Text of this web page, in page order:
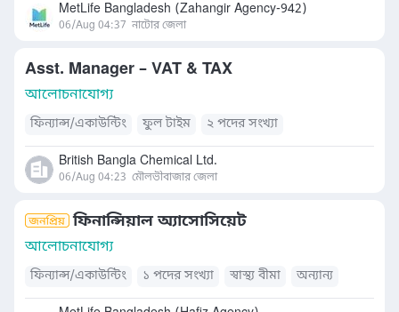
MetLife Bangladesh (Zahangir Agency-942)
06/Aug 04:37 নাটোর জেলা
Asst. Manager – VAT & TAX
আলোচনাযোগ্য
ফিন্যান্স/একাউন্টিং ফুল টাইম ২ পদের সংখ্যা
British Bangla Chemical Ltd.
06/Aug 04:23 মৌলভীবাজার জেলা
ফিনান্সিয়াল অ্যাসোসিয়েট
আলোচনাযোগ্য
ফিন্যান্স/একাউন্টিং ১ পদের সংখ্যা স্বাস্থ্য বীমা অন্যান্য